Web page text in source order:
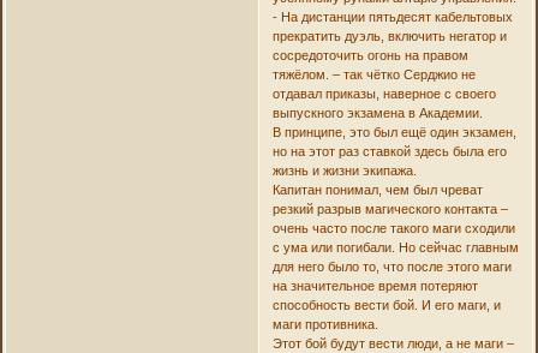
- На дистанции пятьдесят кабельтовых
прекратить дуэль, включить негатор и
сосредоточить огонь на правом
тяжёлом. – так чётко Серджио не
отдавал приказы, наверное с своего
выпускного экзамена в Академии.
В принципе, это был ещё один экзамен,
но на этот раз ставкой здесь была его
жизнь и жизни экипажа.
Капитан понимал, чем был чреват
резкий разрыв магического контакта –
очень часто после такого маги сходили
с ума или погибали. Но сейчас главным
для него было то, что после этого маги
на значительное время потеряют
способность вести бой. И его маги, и
маги противника.
Этот бой будут вести люди, а не маги –